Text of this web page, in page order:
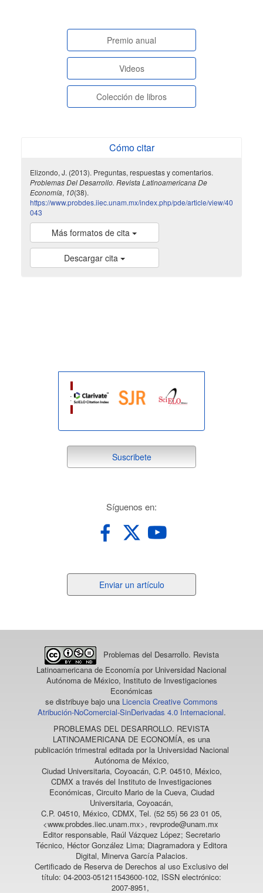
paginasespeciales
Premio anual
Videos
Colección de libros
Cómo citar
Elizondo, J. (2013). Preguntas, respuestas y comentarios.
Problemas Del Desarrollo. Revista Latinoamericana De
Economía, 10(38).
https://www.probdes.iiec.unam.mx/index.php/pde/article/view/40
043
Más formatos de cita
Descargar cita
suscribete
Suscribete
Síguenos en:
un
Enviar un artículo
Problemas del Desarrollo. Revista
Latinoamericana de Economía por Universidad Nacional
Autónoma de México, Instituto de Investigaciones
Económicas
se distribuye bajo una Licencia Creative Commons
Atribución-NoComercial-SinDerivadas 4.0 Internacional.
PROBLEMAS DEL DESARROLLO. REVISTA
LATINOAMERICANA DE ECONOMÍA, es una
publicación trimestral editada por la Universidad Nacional
Autónoma de México,
Ciudad Universitaria, Coyoacán, C.P. 04510, México,
CDMX a través del Instituto de Investigaciones
Económicas, Circuito Mario de la Cueva, Ciudad
Universitaria, Coyoacán,
C.P. 04510, México, CDMX, Tel. (52 55) 56 23 01 05,
<www.probdes.iiec.unam.mx>, revprode@unam.mx
Editor responsable, Raúl Vázquez López; Secretario
Técnico, Héctor González Lima; Diagramadora y Editora
Digital, Minerva García Palacios.
Certificado de Reserva de Derechos al uso Exclusivo del
título: 04-2003-051211543600-102, ISSN electrónico:
2007-8951,